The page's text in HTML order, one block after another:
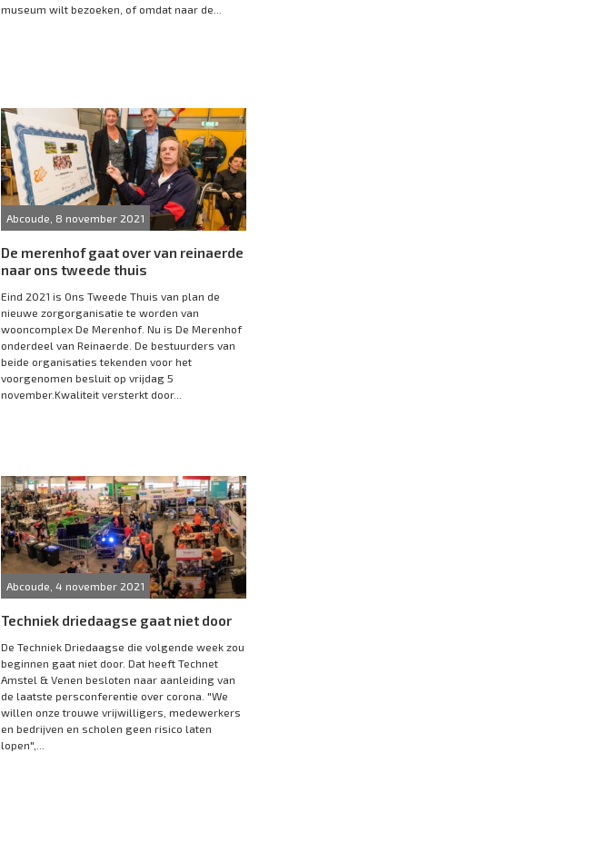
museum wilt bezoeken, of omdat naar de...
Abcoude, 8 november 2021
De merenhof gaat over van reinaerde
naar ons tweede thuis
Eind 2021 is Ons Tweede Thuis van plan de
nieuwe zorgorganisatie te worden van
wooncomplex De Merenhof. Nu is De Merenhof
onderdeel van Reinaerde. De bestuurders van
beide organisaties tekenden voor het
voorgenomen besluit op vrijdag 5
november.Kwaliteit versterkt door...
Abcoude, 4 november 2021
Techniek driedaagse gaat niet door
De Techniek Driedaagse die volgende week zou
beginnen gaat niet door. Dat heeft Technet
Amstel & Venen besloten naar aanleiding van
de laatste persconferentie over corona. "We
willen onze trouwe vrijwilligers, medewerkers
en bedrijven en scholen geen risico laten
lopen",...